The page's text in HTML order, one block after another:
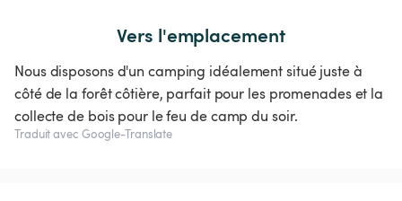
Vers l'emplacement
Nous disposons d'un camping idéalement situé juste à
côté de la forêt côtière, parfait pour les promenades et la
collecte de bois pour le feu de camp du soir.
Traduit avec Google-Translate